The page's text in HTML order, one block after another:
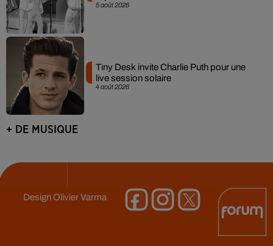
5 août 2026
4 août 2026
Tiny Desk invite Charlie Puth pour une
live session solaire
+ DE MUSIQUE
DesignOlivier Varma